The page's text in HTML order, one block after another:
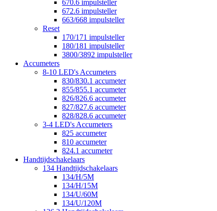
670.6 impulsteller
672.6 impulsteller
663/668 impulsteller
Reset
170/171 impulsteller
180/181 impulsteller
3800/3892 impulsteller
Accumeters
8-10 LED's Accumeters
830/830.1 accumeter
855/855.1 accumeter
826/826.6 accumeter
827/827.6 accumeter
828/828.6 accumeter
3-4 LED's Accumeters
825 accumeter
810 accumeter
824.1 accumeter
Handtijdschakelaars
134 Handtijdschakelaars
134/H/5M
134/H/15M
134/U/60M
134/U/120M